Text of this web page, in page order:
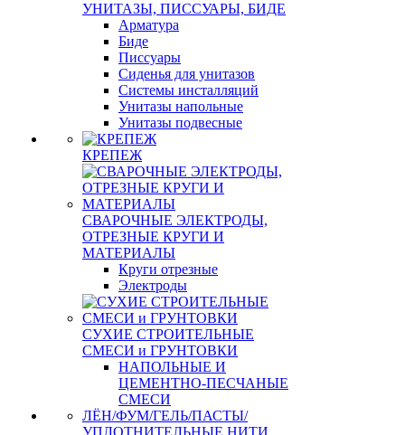
УНИТАЗЫ, ПИССУАРЫ, БИДЕ
Арматура
Биде
Писсуары
Сиденья для унитазов
Системы инсталляций
Унитазы напольные
Унитазы подвесные
КРЕПЕЖ
СВАРОЧНЫЕ ЭЛЕКТРОДЫ,
ОТРЕЗНЫЕ КРУГИ И
МАТЕРИАЛЫ
Круги отрезные
Электроды
СУХИЕ СТРОИТЕЛЬНЫЕ
СМЕСИ и ГРУНТОВКИ
НАПОЛЬНЫЕ И
ЦЕМЕНТНО-ПЕСЧАНЫЕ
СМЕСИ
ЛЁН/ФУМ/ГЕЛЬ/ПАСТЫ/
УПЛОТНИТЕЛЬНЫЕ НИТИ